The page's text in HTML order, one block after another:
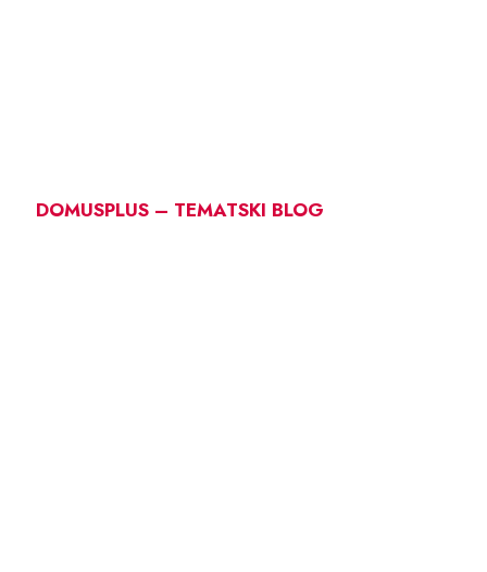
DOMUSPLUS – TEMATSKI BLOG